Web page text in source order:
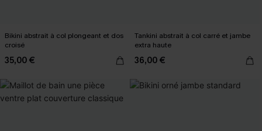
Bikini abstrait à col plongeant et dos
croisé
35,00 €
Tankini abstrait à col carré et jambe
extra haute
36,00 €